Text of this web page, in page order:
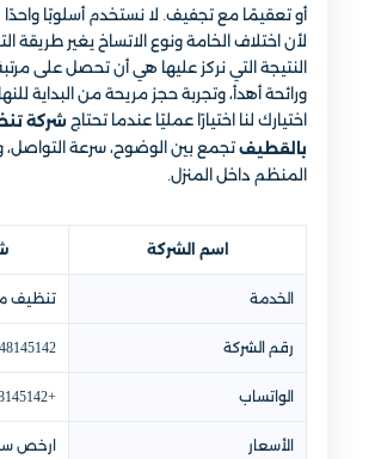
أو تعقيمًا مع تجفيف. لا نستخدم أسلوبًا واحدًا
لأن اختلاف الخامة ونوع الاتساخ يغير طريقة
النتيجة التي نركز عليها هي أن تحصل على
ورائحة أهدأ، وتجربة حجز مريحة من البداية
اختيارك لنا اختيارًا عمليًا عندما تحتاج شركة
بالقطيف تجمع بين الوضوح، سرعة التواصل،
المنظم داخل المنزل.
اسم الشركة
الخدمة تنظيف
رقم الشركة
الواتساب +966548145142
الأسعار
ارخص